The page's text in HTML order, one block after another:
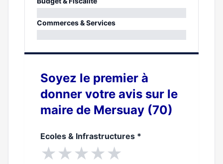
0%
Commerces & Services
Soyez le premier à
donner votre avis sur le
maire de Mersuay (70)
Ecoles & Infrastructures *
★★★★★